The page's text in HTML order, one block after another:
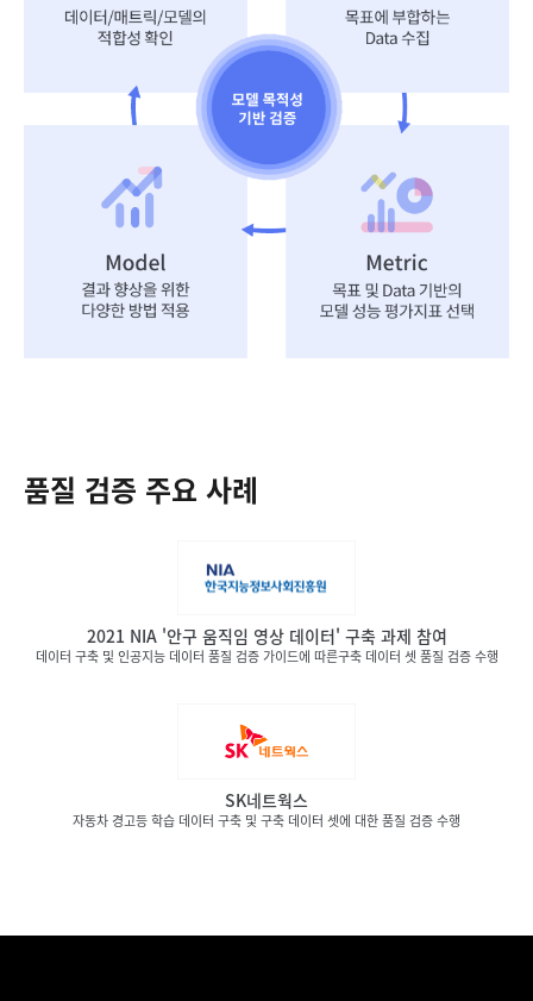
품질 검증 주요 사례
2021 NIA '안구 움직임 영상 데이터' 구축 과제 참여
데이터 구축 및 인공지능 데이터 품질 검증 가이드에 따른구축 데이터 셋 품질 검증 수행
SK네트웍스
자동차 경고등 학습 데이터 구축 및 구축 데이터 셋에 대한 품질 검증 수행